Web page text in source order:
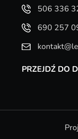
506 336
690 257
PRZEJDŹ DO